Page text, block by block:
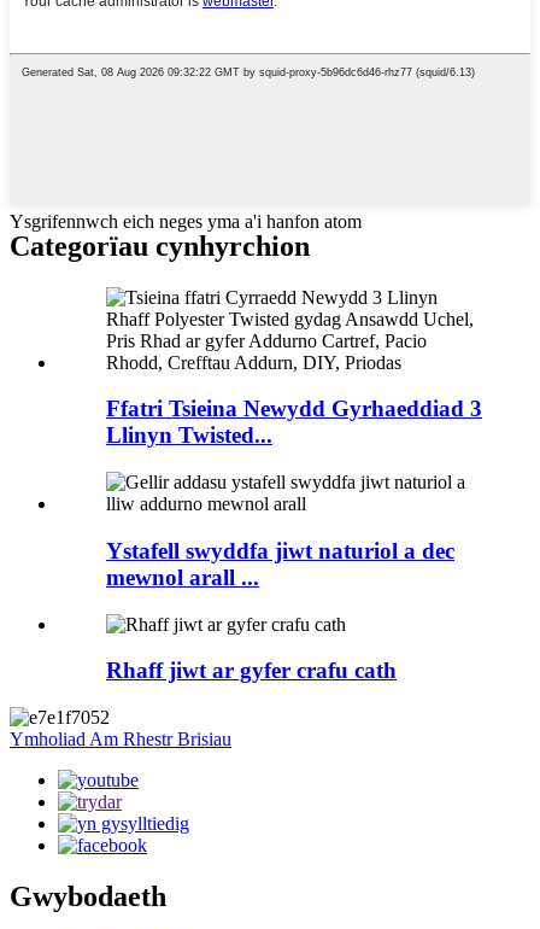
Ysgrifennwch eich neges yma a'i hanfon atom
Categorïau cynhyrchion
Ffatri Tsieina Newydd Gyrhaeddiad 3
Llinyn Twisted...
Ystafell swyddfa jiwt naturiol a dec
mewnol arall ...
Rhaff jiwt ar gyfer crafu cath
Ymholiad Am Rhestr Brisiau
Gwybodaeth